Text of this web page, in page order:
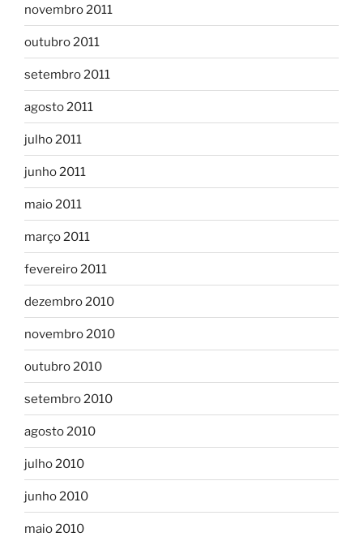
novembro 2011
outubro 2011
setembro 2011
agosto 2011
julho 2011
junho 2011
maio 2011
março 2011
fevereiro 2011
dezembro 2010
novembro 2010
outubro 2010
setembro 2010
agosto 2010
julho 2010
junho 2010
maio 2010